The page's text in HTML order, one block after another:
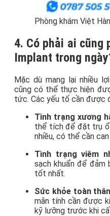
Phòng khám Việt
4. Có phải ai cũng
Implant trong
Mặc dù mang lại nhiều
cũng có thể thực hiện
tức. Các yếu tố cần được
Tình trạng xương
thể tích để đặt trụ
nhiều, có thể cần
Tình trạng viêm
sạch khuẩn để đảm
tốt nhất.
Sức khỏe toàn
mãn tính cần được
kỹ lưỡng trước khi